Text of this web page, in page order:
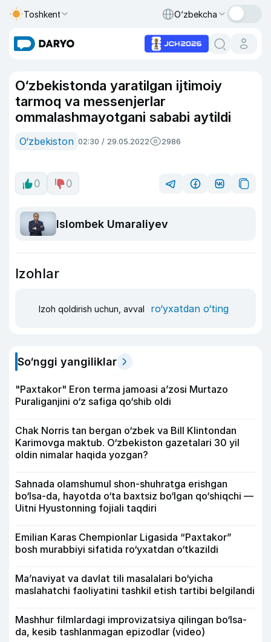
Toshkent O‘zbekcha
O‘zbekistonda yaratilgan ijtimoiy
tarmoq va messenjerlar
ommalashmayotgani sababi aytildi
O‘zbekiston 02:30 / 29.05.2022 2986
0 0
Islombek Umaraliyev
Izohlar
Izoh qoldirish uchun, avval ro‘yxatdan o‘ting
So‘nggi yangiliklar
"Paxtakor" Eron terma jamoasi a’zosi Murtazo
Puraliganjini o‘z safiga qo‘shib oldi
Chak Norris tan bergan o‘zbek va Bill Klintondan
Karimovga maktub. O‘zbekiston gazetalari 30 yil
oldin nimalar haqida yozgan?
Sahnada olamshumul shon-shuhratga erishgan
bo‘lsa-da, hayotda o‘ta baxtsiz bo‘lgan qo‘shiqchi —
Uitni Hyustonning fojiali taqdiri
Emilian Karas Chempionlar Ligasida “Paxtakor”
bosh murabbiyi sifatida ro‘yxatdan o‘tkazildi
Ma’naviyat va davlat tili masalalari bo‘yicha
maslahatchi faoliyatini tashkil etish tartibi belgilandi
Mashhur filmlardagi improvizatsiya qilingan bo‘lsa-
da, kesib tashlanmagan epizodlar (video)